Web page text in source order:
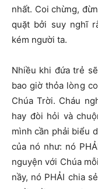
nhất. Coi chừng,
quặt bởi suy nghĩ
kém người ta.
Nhiều khi đứa trẻ
bao giờ thỏa lòng
Chúa Trời. Cháu
hay đòi hỏi và
mình cần phải biểu
của nó như: nó
nguyện với Chúa
nầy, nó PHẢI chia